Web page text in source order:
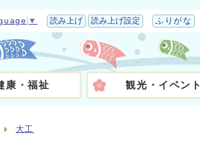
▼ 読み上げ 読み上げ設定 ふりがな
康・福祉 観光・イベント
大工